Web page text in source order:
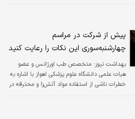
پیش از شرکت در مراسم
چهارشنبه‌سوری این نکات را رعایت کنید
بهداشت نیوز: متخصص طب اورژانس و عضو
هیات علمی دانشگاه علوم پزشکی اهواز با اشاره به
خطرات ناشی از استفاده مواد آتش‌زا و محترقه در